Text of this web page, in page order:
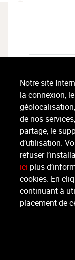
Pass (Serenityoga)
PASS Serenityoga
Notre site
la connexion,
de nos
partage, le
d’utilisation.
refuser
ici plus
cookies. En
continuant à
placement de